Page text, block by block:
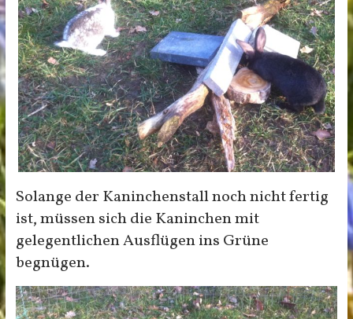
Solange der Kaninchenstall noch nicht fertig
ist, müssen sich die Kaninchen mit
gelegentlichen Ausflügen ins Grüne
begnügen.